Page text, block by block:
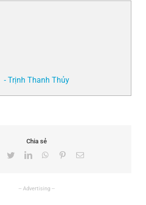
- Trịnh Thanh Thủy
Chia sẻ
Facebook
TwitterLinkedInWhatsApp
PinterestEmail